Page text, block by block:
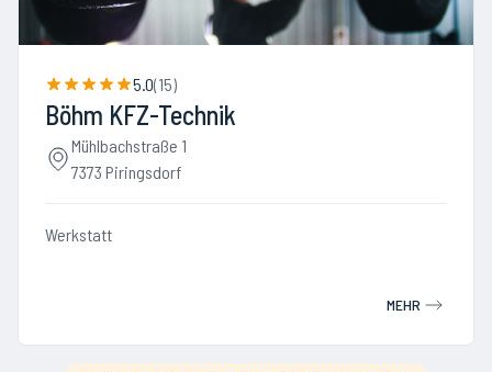
5.0(15)
Böhm KFZ-Technik
Mühlbachstraße 1
7373 Piringsdorf
Werkstatt
MEHR